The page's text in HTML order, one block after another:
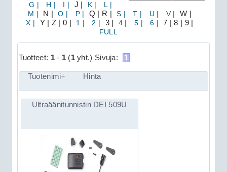
G |
H | I | J | K |
L |
M |
N | O | P | Q | R | S | T | U | V |
W |
X |
Y | Z | 0 | 1 | 2 | 3 | 4 | 5 | 6 |
7 | 8 | 9 |
FULL
Tuotteet: 1- 1 (1yht.) Sivuja: 1
Tuotenimi+ Hinta
Ultraäänitunnistin DEI 509U